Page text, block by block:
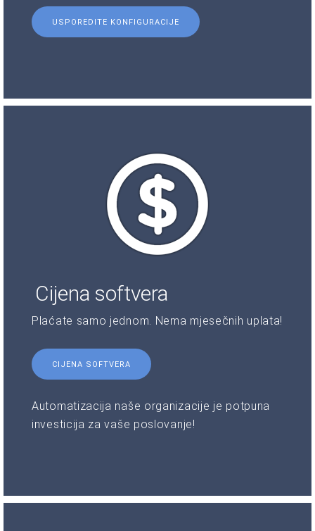
USPOREDITE KONFIGURACIJE
Cijena softvera
Plaćate samo jednom. Nema mjesečnih uplata!
CIJENA SOFTVERA
Automatizacija naše organizacije je potpuna
investicija za vaše poslovanje!